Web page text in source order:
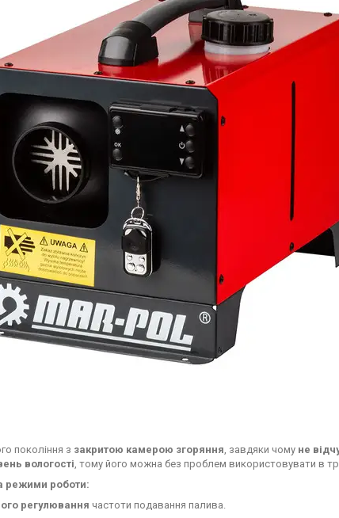
покоління з закритою камерою згоряння , завдяки чому не
вологості , тому його можна без проблем використовувати в
режими роботи:
регулювання частоти подавання палива.